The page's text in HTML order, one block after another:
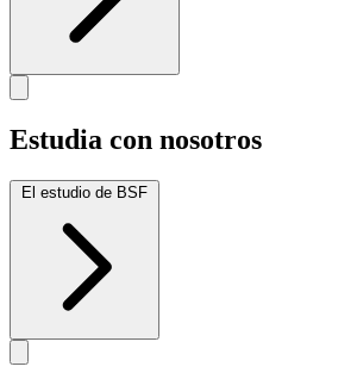
Estudia con nosotros
El estudio de BSF